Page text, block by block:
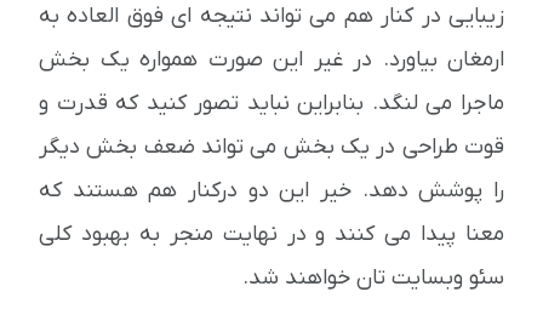
زیبایی در کنار هم می تواند نتیجه ای فوق العاده به
ارمغان بیاورد. در غیر این صورت همواره یک بخش
ماجرا می لنگد. بنابراین نباید تصور کنید که قدرت و
قوت طراحی در یک بخش می تواند ضعف بخش دیگر
را پوشش دهد. خیر این دو درکنار هم هستند که
معنا پیدا می کنند و در نهایت منجر به بهبود کلی
سئو وبسایت تان خواهند شد.